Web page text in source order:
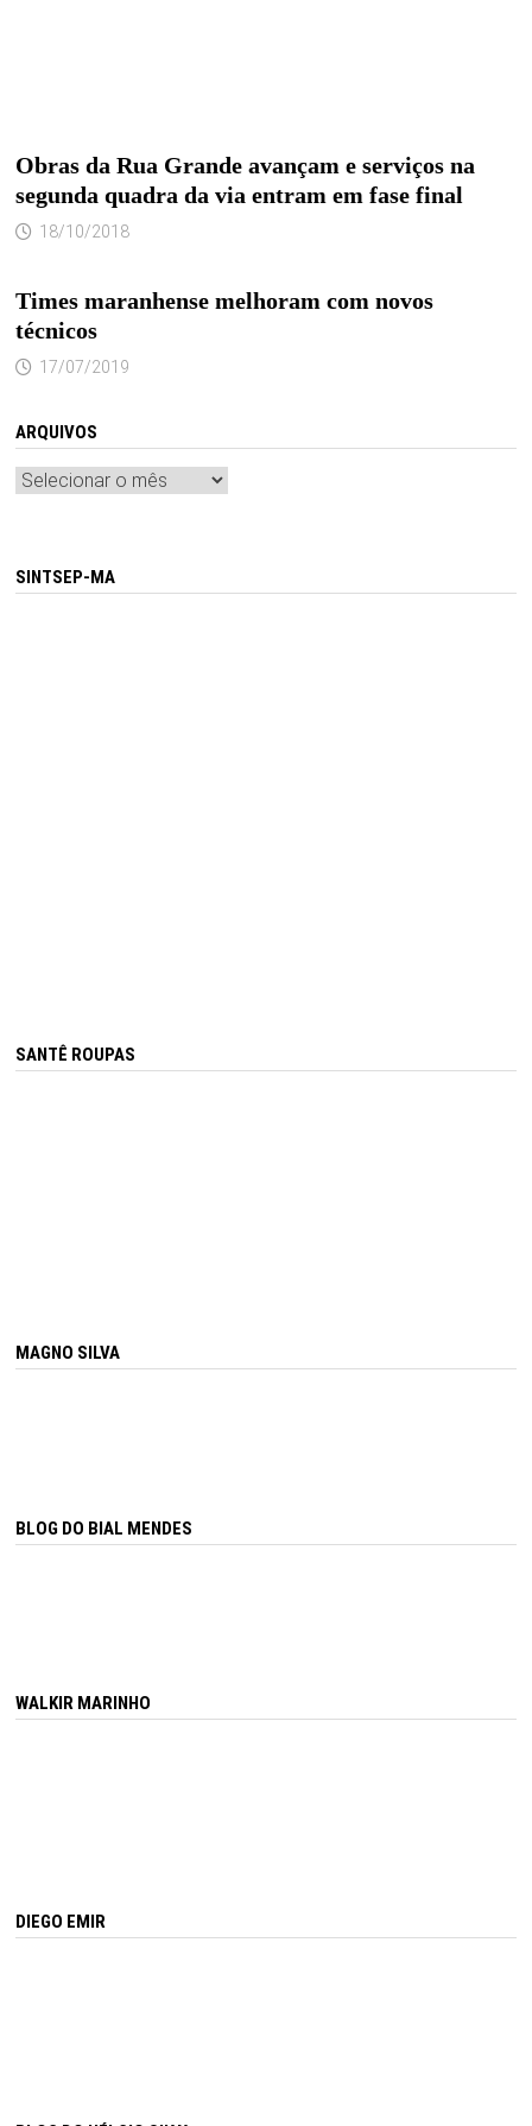
Obras da Rua Grande avançam e serviços na
segunda quadra da via entram em fase final
18/10/2018
Times maranhense melhoram com novos
técnicos
17/07/2019
ARQUIVOS
Arquivos
SINTSEP-MA
SANTÊ ROUPAS
MAGNO SILVA
BLOG DO BIAL MENDES
WALKIR MARINHO
DIEGO EMIR